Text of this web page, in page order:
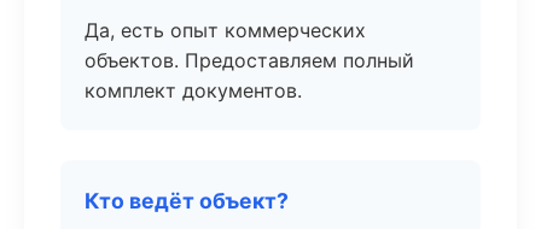
Да, есть опыт коммерческих
объектов. Предоставляем полный
комплект документов.
Кто ведёт объект?